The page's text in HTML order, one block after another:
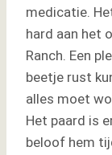
medicatie.
hard aan het
Ranch. Een
beetje rust
alles moet
Het paard is
beloof hem